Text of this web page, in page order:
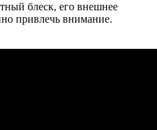
блеск, его внешнее
привлечь внимание.